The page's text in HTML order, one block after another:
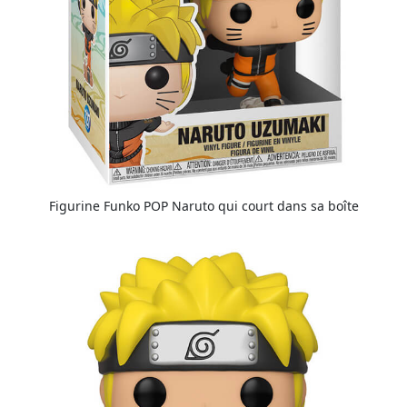
Figurine Funko POP Naruto qui court dans sa boîte